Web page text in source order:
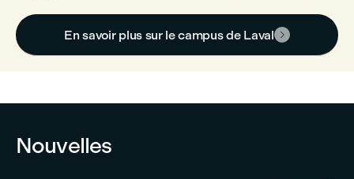
En savoir plus sur le campus de Laval 
Nouvelles